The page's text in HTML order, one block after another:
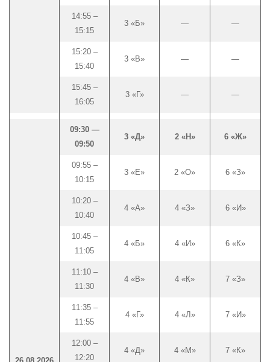
14:55 –
15:15
3 «Б» — —
15:20 –
15:40
3 «В» — —
15:45 –
16:05
3 «Г» — —
09:30 —
09:50
3 «Д» 2 «Н» 6 «Ж»
09:55 –
10:15
3 «Е» 2 «О» 6 «З»
10:20 –
10:40
4 «А» 4 «З» 6 «И»
10:45 –
11:05
4 «Б» 4 «И» 6 «К»
11:10 –
11:30
4 «В» 4 «К» 7 «З»
11:35 –
11:55
4 «Г» 4 «Л» 7 «И»
12:00 –
12:20
4 «Д» 4 «М» 7 «К»